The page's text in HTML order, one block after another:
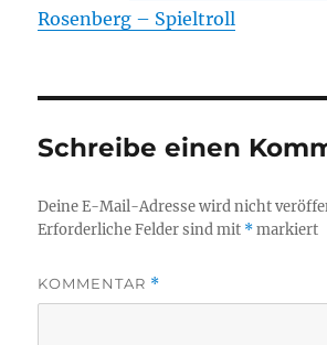
Rosenberg – Spieltroll
Schreibe einen
Deine E-Mail-Adresse wird nicht
Erforderliche Felder sind mit *markiert
KOMMENTAR *